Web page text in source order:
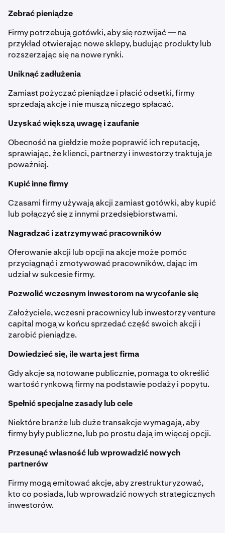
Zebrać pieniądze
Firmy potrzebują gotówki, aby się rozwijać — na
przykład otwierając nowe sklepy, budując produkty lub
rozszerzając się na nowe rynki.
Uniknąć zadłużenia
Zamiast pożyczać pieniądze i płacić odsetki, firmy
sprzedają akcje i nie muszą niczego spłacać.
Uzyskać większą uwagę i zaufanie
Obecność na giełdzie może poprawić ich reputację,
sprawiając, że klienci, partnerzy i inwestorzy traktują je
poważniej.
Kupić inne firmy
Czasami firmy używają akcji zamiast gotówki, aby kupić
lub połączyć się z innymi przedsiębiorstwami.
Nagradzać i zatrzymywać pracowników
Oferowanie akcji lub opcji na akcje może pomóc
przyciągnąć i zmotywować pracowników, dając im
udział w sukcesie firmy.
Pozwolić wczesnym inwestorom na wycofanie się
Założyciele, wczesni pracownicy lub inwestorzy venture
capital mogą w końcu sprzedać część swoich akcji i
zarobić pieniądze.
Dowiedzieć się, ile warta jest firma
Gdy akcje są notowane publicznie, pomaga to określić
wartość rynkową firmy na podstawie podaży i popytu.
Spełnić specjalne zasady lub cele
Niektóre branże lub duże transakcje wymagają, aby
firmy były publiczne, lub po prostu dają im więcej opcji.
Przesunąć własność lub wprowadzić nowych
partnerów
Firmy mogą emitować akcje, aby zrestrukturyzować,
kto co posiada, lub wprowadzić nowych strategicznych
inwestorów.